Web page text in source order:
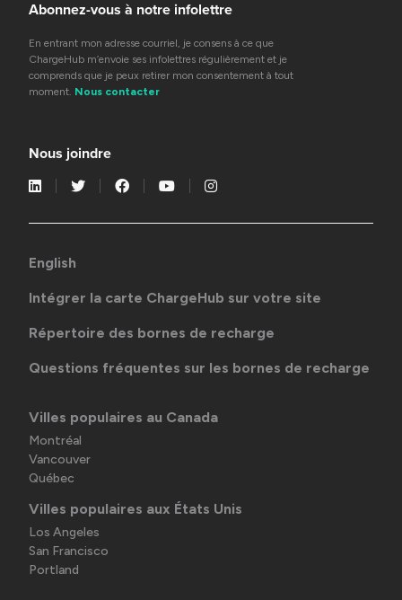
Abonnez-vous à notre infolettre
En entrant mon adresse courriel, je consens à ce que
ChargeHub m’envoie ses infolettres régulièrement et je
comprends que je peux retirer mon consentement à tout
moment. Nous contacter
Nous joindre
English
Intégrer la carte ChargeHub sur votre site
Répertoire des bornes de recharge
Questions fréquentes sur les bornes de recharge
Villes populaires au Canada
Montréal
Vancouver
Québec
Villes populaires aux États Unis
Los Angeles
San Francisco
Portland